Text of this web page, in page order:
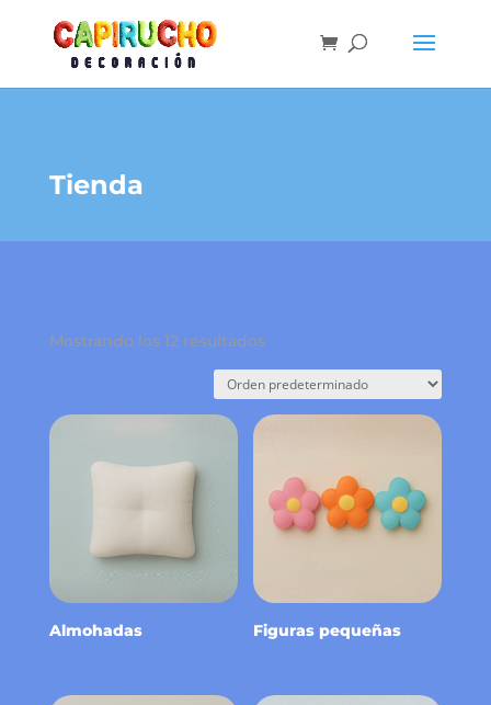
Tienda
Mostrando los 12 resultados
Almohadas Figuras pequeñas